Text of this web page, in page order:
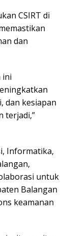
CSIRT di
dan
ini
dan kesiapan
terjadi,”
Informatika,
untuk
Balangan
keamanan